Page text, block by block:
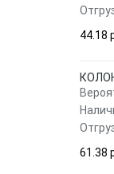
44.18
61.38